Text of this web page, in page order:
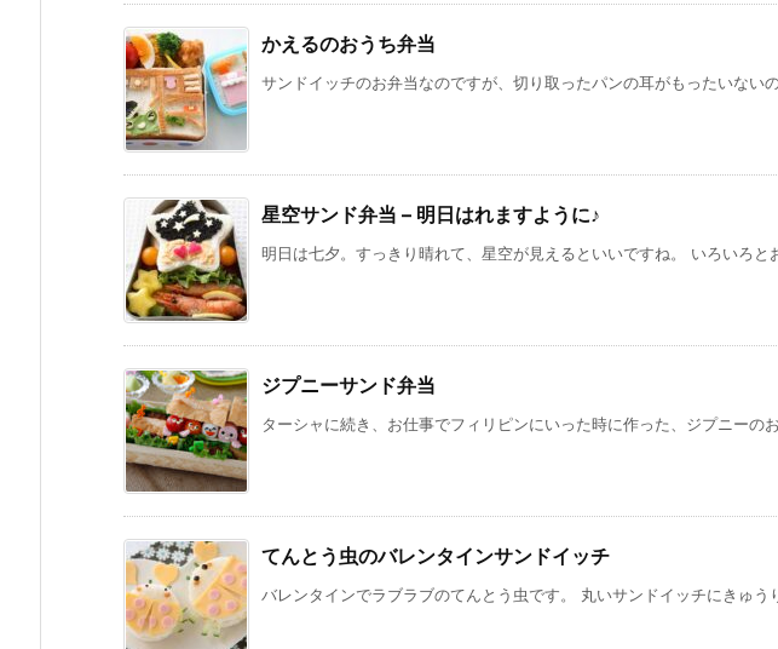
かえるのおうち弁当
サンドイッチのお弁当なのですが、切り取ったパンの耳がもったいない
星空サンド弁当 – 明日はれますように♪
明日は七夕。すっきり晴れて、星空が見えるといいですね。 いろいろと
ジプニーサンド弁当
ターシャに続き、お仕事でフィリピンにいった時に作った、ジプニーの
てんとう虫のバレンタインサンドイッチ
バレンタインでラブラブのてんとう虫です。 丸いサンドイッチにきゅう